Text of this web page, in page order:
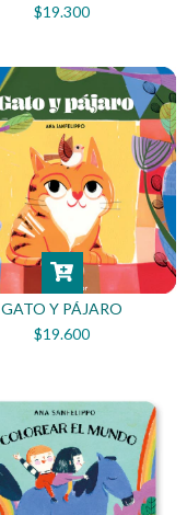
$19.300
GATO Y PÁJARO
$19.600